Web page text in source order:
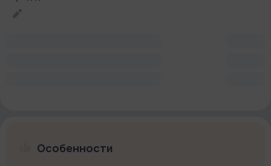
Особенности